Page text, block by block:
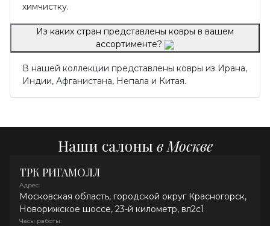
химчистку.
Из каких стран представлены ковры в вашем
ассортименте?
В нашей коллекции представлены ковры из Ирана,
Индии, Афганистана, Непала и Китая.
Наши салоны в Москве
ТРК РИГАМОЛЛ
Адрес:
Московская область, городской округ Красногорск,
Новорижское шоссе, 23-й километр, вл2с1
Часы работы: